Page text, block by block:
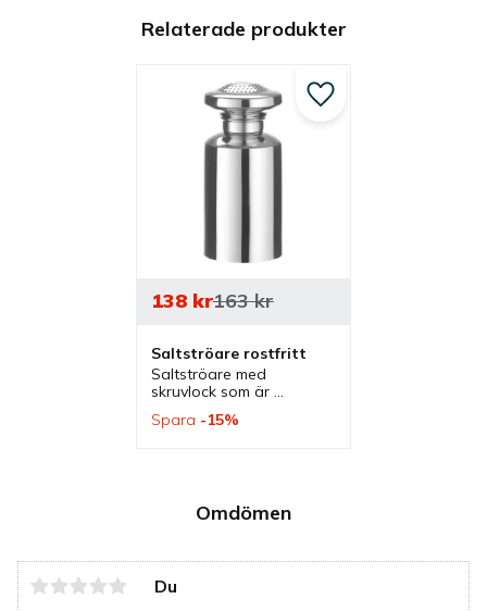
Omdömen
Du
Relaterade produkter
Saltströare rostfritt
Saltströare med
skruvlock som är
vilket gör att den är tålig
138kr163kr
Spara 15%
Lägg till i favoriter